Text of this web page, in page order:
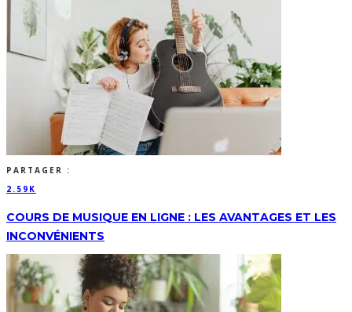
PARTAGER :
2.59K
COURS DE MUSIQUE EN LIGNE : LES AVANTAGES ET LES
INCONVÉNIENTS